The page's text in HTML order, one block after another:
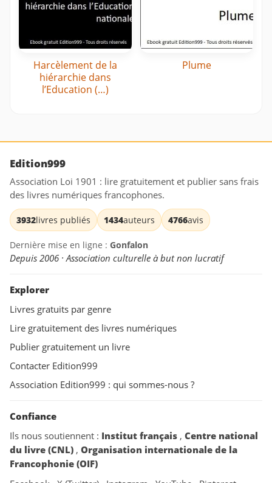
Harcèlement de la
hiérarchie dans
l’Education (…)
Plume
Edition999
Association Loi 1901 : lire gratuitement et publier sans frais
des livres numériques francophones.
3932livres publiés 1434auteurs 4766avis
Dernière mise en ligne : Gonfalon
Depuis 2006 · Association culturelle à but non lucratif
Explorer
Livres gratuits par genre
Lire gratuitement des livres numériques
Publier gratuitement un livre
Contacter Edition999
Association Edition999 : qui sommes-nous ?
Confiance
Ils nous soutiennent : Institut français , Centre national
du livre (CNL) , Organisation internationale de la
Francophonie (OIF)